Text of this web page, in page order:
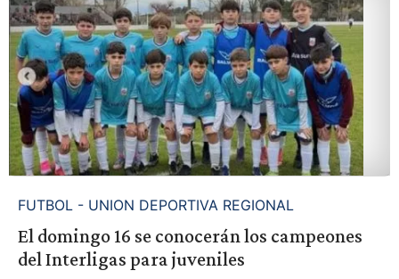
FUTBOL - UNION DEPORTIVA REGIONAL
El domingo 16 se conocerán los campeones
del Interligas para juveniles